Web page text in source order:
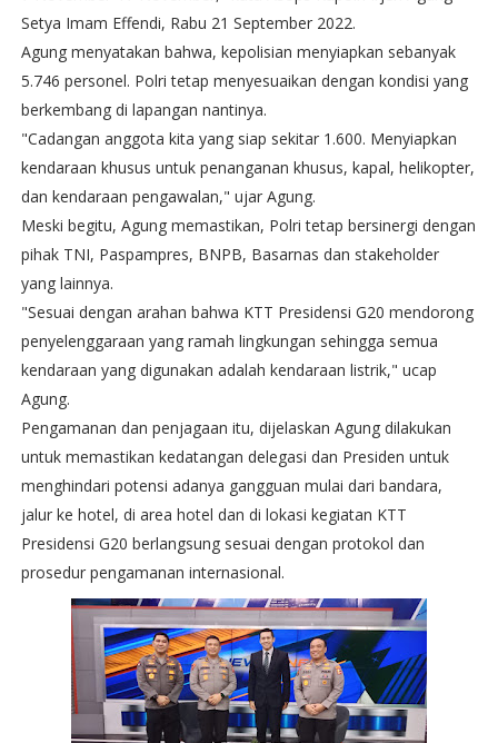
Setya Imam Effendi, Rabu 21 September 2022.
Agung menyatakan bahwa, kepolisian menyiapkan sebanyak
5.746 personel. Polri tetap menyesuaikan dengan kondisi yang
berkembang di lapangan nantinya.
"Cadangan anggota kita yang siap sekitar 1.600. Menyiapkan
kendaraan khusus untuk penanganan khusus, kapal, helikopter,
dan kendaraan pengawalan," ujar Agung.
Meski begitu, Agung memastikan, Polri tetap bersinergi dengan
pihak TNI, Paspampres, BNPB, Basarnas dan stakeholder
yang lainnya.
"Sesuai dengan arahan bahwa KTT Presidensi G20 mendorong
penyelenggaraan yang ramah lingkungan sehingga semua
kendaraan yang digunakan adalah kendaraan listrik," ucap
Agung.
Pengamanan dan penjagaan itu, dijelaskan Agung dilakukan
untuk memastikan kedatangan delegasi dan Presiden untuk
menghindari potensi adanya gangguan mulai dari bandara,
jalur ke hotel, di area hotel dan di lokasi kegiatan KTT
Presidensi G20 berlangsung sesuai dengan protokol dan
prosedur pengamanan internasional.